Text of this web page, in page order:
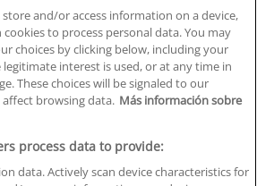
Centros
Orientación
Quiénes somos
Contacta
Aviso Legal
de Privacidad
and/or access information on a device,
cookies to process personal data. You may
choices by clicking below, including your
interest is used, or at any time in
These choices will be signaled to our
browsing data. Más información sobre
process data to provide:
data. Actively scan device characteristics for